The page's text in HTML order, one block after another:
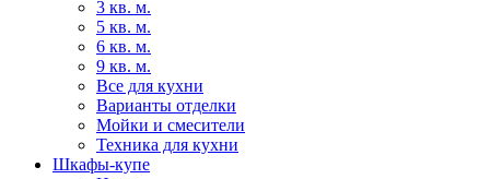
3 кв. м.
5 кв. м.
6 кв. м.
9 кв. м.
Все для кухни
Варианты отделки
Мойки и смесители
Техника для кухни
Шкафы-купе